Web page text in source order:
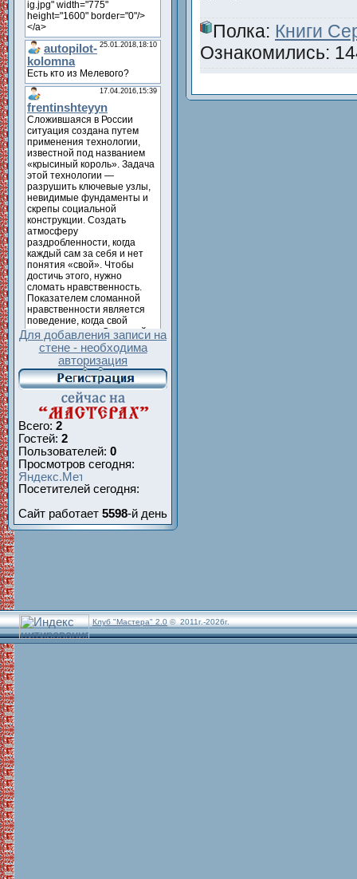
Для добавления записи на
стене - необходима
авторизация
Всего: 2
Гостей: 2
Пользователей: 0
Просмотров сегодня:
Посетителей сегодня:
Сайт работает 5598-й день
Полка: Книги
Ознакомились:
Клуб "Мастера" 2.0 © 2011г.-2026г.